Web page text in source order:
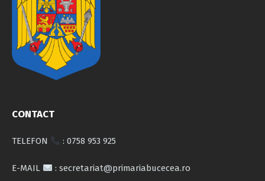
CONTACT
TELEFON : 0758 953 925
E-MAIL : secretariat@primariabucecea.ro